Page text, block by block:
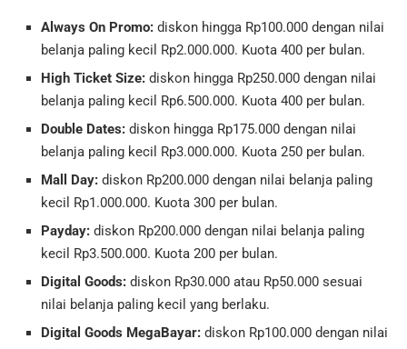
Always On Promo: diskon hingga Rp100.000 dengan nilai
belanja paling kecil Rp2.000.000. Kuota 400 per bulan.
High Ticket Size: diskon hingga Rp250.000 dengan nilai
belanja paling kecil Rp6.500.000. Kuota 400 per bulan.
Double Dates: diskon hingga Rp175.000 dengan nilai
belanja paling kecil Rp3.000.000. Kuota 250 per bulan.
Mall Day: diskon Rp200.000 dengan nilai belanja paling
kecil Rp1.000.000. Kuota 300 per bulan.
Payday: diskon Rp200.000 dengan nilai belanja paling
kecil Rp3.500.000. Kuota 200 per bulan.
Digital Goods: diskon Rp30.000 atau Rp50.000 sesuai
nilai belanja paling kecil yang berlaku.
Digital Goods MegaBayar: diskon Rp100.000 dengan nilai